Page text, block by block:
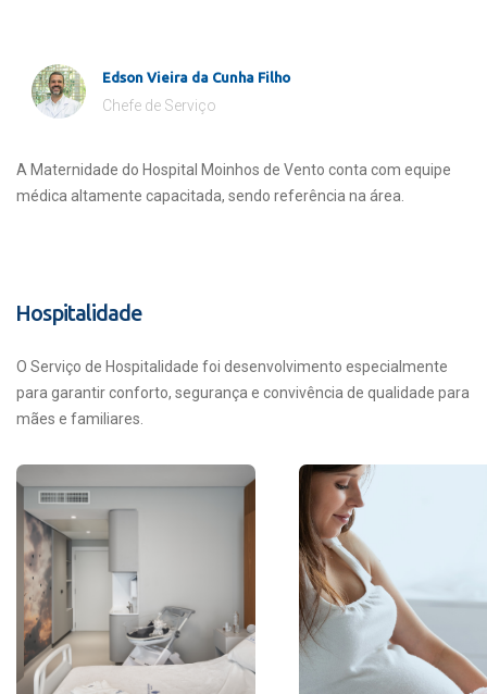
Edson Vieira da Cunha Filho
Chefe de Serviço
A Maternidade do Hospital Moinhos de Vento conta com equipe
médica altamente capacitada, sendo referência na área.
Hospitalidade
O Serviço de Hospitalidade foi desenvolvimento especialmente
para garantir conforto, segurança e convivência de qualidade para
mães e familiares.